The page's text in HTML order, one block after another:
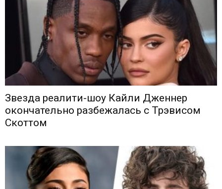
Звезда реалити-шоу Кайли Дженнер
окончательно разбежалась с Трэвисом
Скоттом